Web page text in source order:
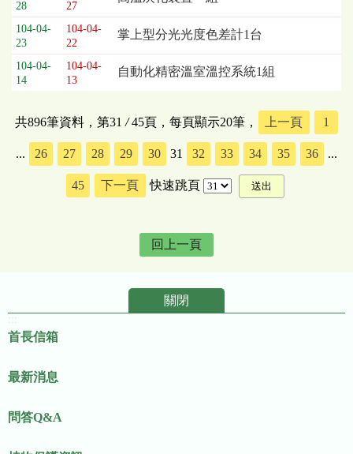
28
27
104-04-
23
104-04-
22
掌上型分光光度色差計1台
104-04-
14
104-04-
13
自動化精密溫室溫控系統1組
共896筆資料，第31 /45頁，每頁顯示20筆， 上一頁 1
... 26 27 28 29 30 31 32 33 34 35 36 ...
45 下一頁 快速跳頁
回上一頁
關閉
首長信箱
最新消息
問答Q&A